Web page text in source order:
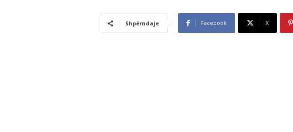
Shpërndaje Facebook X